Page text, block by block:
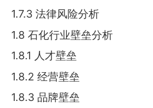
1.7.3 法律风险分析
1.8 石化行业壁垒分析
1.8.1 人才壁垒
1.8.2 经营壁垒
1.8.3 品牌壁垒